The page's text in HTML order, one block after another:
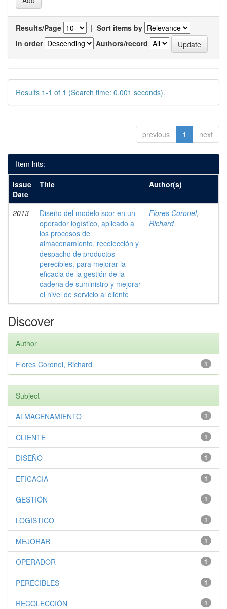
Results/Page | Sort items by
In order
Authors/record
Results 1-1 of 1 (Search time: 0.001 seconds).
previous 1 next
Item hits:
Issue
Date
Title Author(s)
2013
Diseño del modelo scor en un
operador logístico, aplicado a
los procesos de
almacenamiento, recolección y
despacho de productos
perecibles, para mejorar la
eficacia de la gestión de la
cadena de suministro y mejorar
el nivel de servicio al cliente
Flores Coronel,
Richard
Discover
Author
1
Flores Coronel, Richard
Subject
1
ALMACENAMIENTO
1
CLIENTE
1
DISEÑO
1
EFICACIA
1
GESTIÓN
1
LOGISTICO
1
MEJORAR
1
OPERADOR
1
PERECIBLES
1
RECOLECCIÓN